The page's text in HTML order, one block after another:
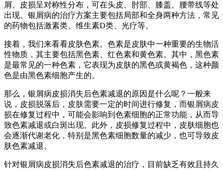
屑、皮损呈对称性分布，可在头皮、肘部、膝盖、腰带线等处
出现。银屑病的治疗方案主要包括局部和全身两种方法，常见
的药物包括激素类、维生素D类、光疗等。
接着，我们来看看皮肤色素。色素是皮肤中一种重要的生物活
性物质，其主要包括黑色素、红色素和黄色素。其中，黑色素
是最常见的一种色素，它表现为皮肤的黑色或黄褐色，这种颜
色是由黑色素细胞产生的。
那么，银屑病皮损消失后色素减退的原因是什么呢？一般来
说，皮损脱落后，皮肤需要一定的时间进行修复，而银屑病皮
损在修复过程中，可能会影响到色素细胞的正常功能，从而导
致色素减退或白斑出现。此外，皮损修复过程中，皮肤细胞也
会逐渐代谢老化，特别是黑色素细胞数量的减少，也可导致皮
肤色素减退。
针对银屑病皮损消失后色素减退的治疗，目前缺乏有效且持久